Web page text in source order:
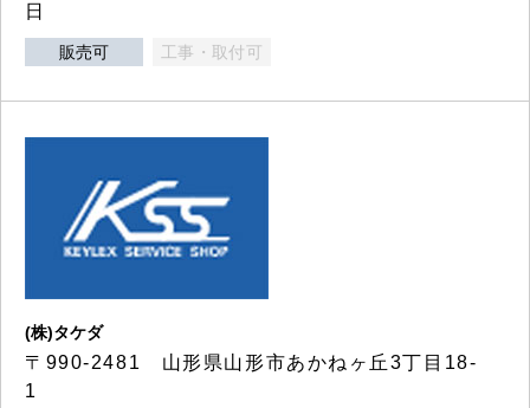
日
販売可 工事・取付可
(株)タケダ
〒990-2481 山形県山形市あかねヶ丘3丁目18-
1